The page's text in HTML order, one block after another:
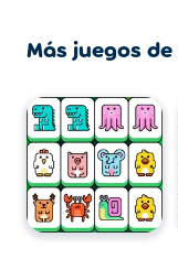
computadora y
tabletas.
Más juegos